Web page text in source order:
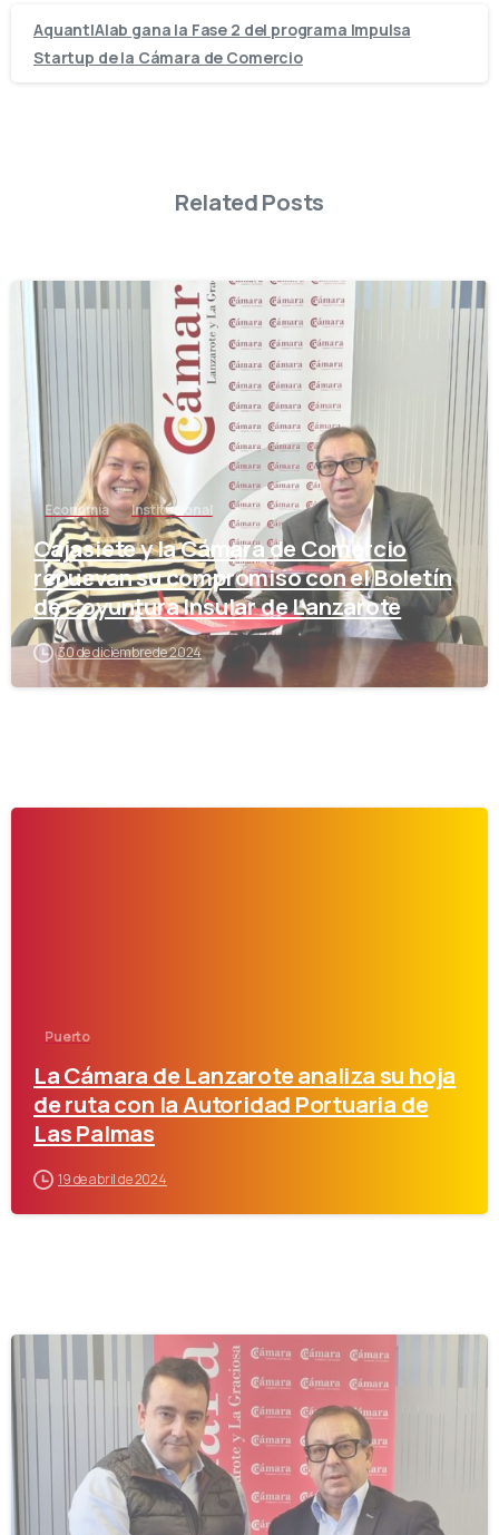
AquantIAlab gana la Fase 2 del programa Impulsa
Startup de la Cámara de Comercio
Related Posts
Economía Institucional
Cajasiete y la Cámara de Comercio
renuevan su compromiso con el Boletín
de Coyuntura Insular de Lanzarote
30 de diciembre de 2024
Puerto
La Cámara de Lanzarote analiza su hoja
de ruta con la Autoridad Portuaria de
Las Palmas
19 de abril de 2024